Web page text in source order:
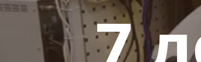
7